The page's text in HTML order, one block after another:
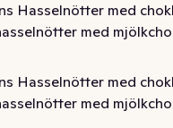
Hasselnötter med
med
Hasselnötter med
med